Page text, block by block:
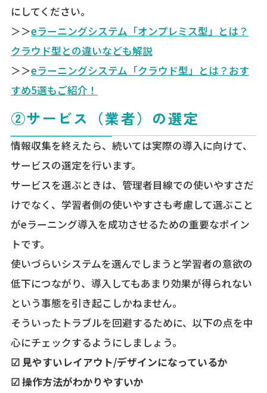
にしてください。
＞＞eラーニングシステム「オンプレミス型」とは？
クラウド型との違いなども解説
＞＞eラーニングシステム「クラウド型」とは？おす
すめ5選もご紹介！
②サービス（業者）の選定
情報収集を終えたら、続いては実際の導入に向けて、
サービスの選定を行います。
サービスを選ぶときは、管理者目線での使いやすさだ
けでなく、学習者側の使いやすさも考慮して選ぶこと
がeラーニング導入を成功させるための重要なポイン
トです。
使いづらいシステムを選んでしまうと学習者の意欲の
低下につながり、導入してもあまり効果が得られない
という事態を引き起こしかねません。
そういったトラブルを回避するために、以下の点を中
心にチェックするようにしましょう。
☑ 見やすいレイアウト/デザインになっているか
☑ 操作方法がわかりやすいか